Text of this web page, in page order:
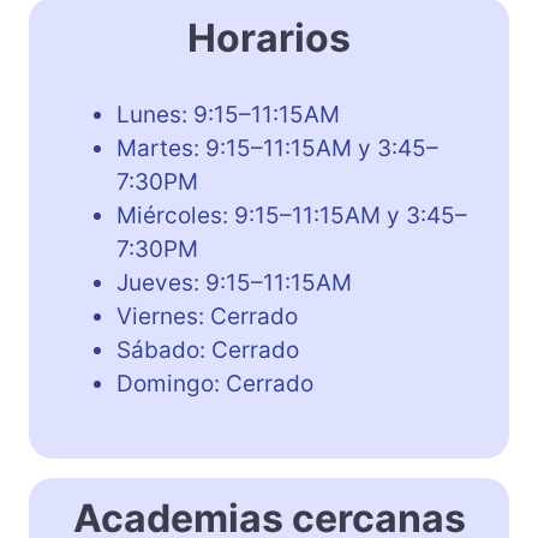
Horarios
Lunes: 9:15–11:15AM
Martes: 9:15–11:15AM y 3:45–
7:30PM
Miércoles: 9:15–11:15AM y 3:45–
7:30PM
Jueves: 9:15–11:15AM
Viernes: Cerrado
Sábado: Cerrado
Domingo: Cerrado
Academias cercanas